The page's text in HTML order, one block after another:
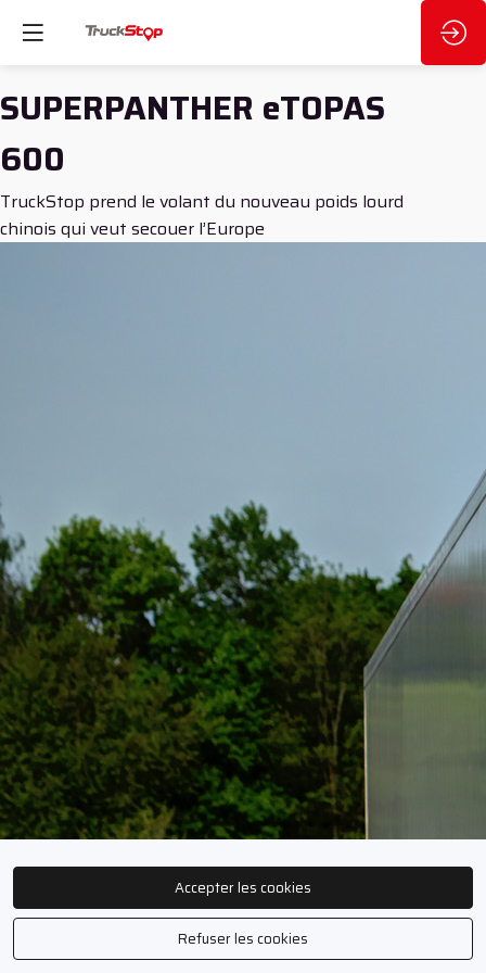
SUPERPANTHER eTOPAS
600
TruckStop prend le volant du nouveau poids lourd
chinois qui veut secouer l’Europe
Accepter les cookies
Refuser les cookies